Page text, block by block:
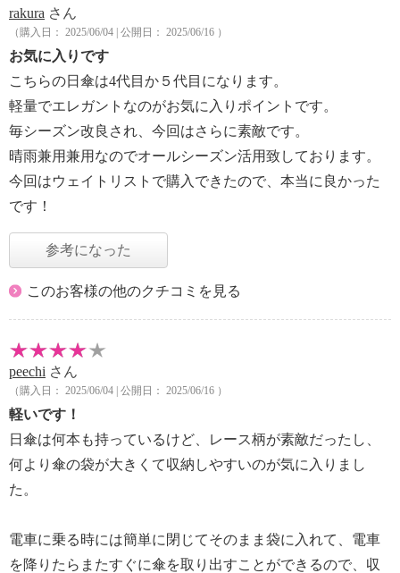
rakura さん
（購入日： 2025/06/04 | 公開日： 2025/06/16 ）
お気に入りです
こちらの日傘は4代目か５代目になります。
軽量でエレガントなのがお気に入りポイントです。
毎シーズン改良され、今回はさらに素敵です。
晴雨兼用兼用なのでオールシーズン活用致しております。
今回はウェイトリストで購入できたので、本当に良かった
です！
参考になった
このお客様の他のクチコミを見る
peechi さん
（購入日： 2025/06/04 | 公開日： 2025/06/16 ）
軽いです！
日傘は何本も持っているけど、レース柄が素敵だったし、
何より傘の袋が大きくて収納しやすいのが気に入りまし
た。
電車に乗る時には簡単に閉じてそのまま袋に入れて、電車
を降りたらまたすぐに傘を取り出すことができるので、収